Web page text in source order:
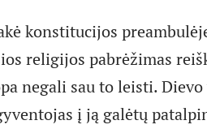
konstitucijos
religijos pabrėžimas
negali sau to leisti.
į ją galėtų